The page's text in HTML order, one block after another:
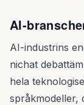
AI-
AI-industrins
nichat
hela
språkmodeller,